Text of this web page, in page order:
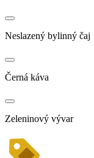
Neslazený bylinný čaj
Černá káva
Zeleninový vývar